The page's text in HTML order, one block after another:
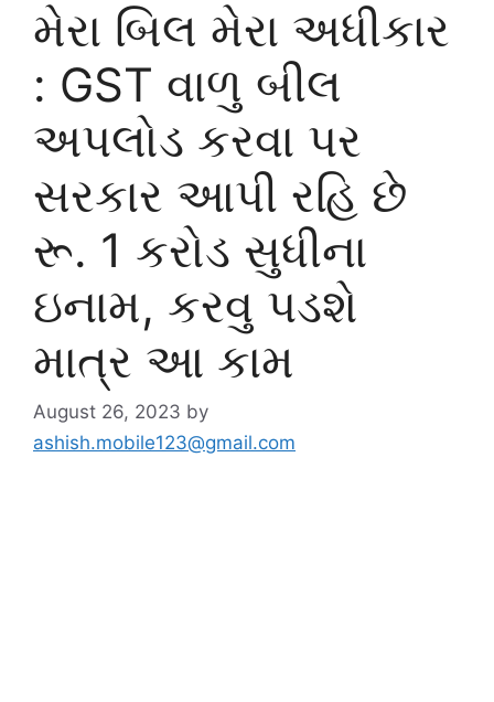
મેરા બિલ મેરા અધીકાર
: GST વાળુ બીલ
અપલોડ કરવા પર
સરકાર આપી રહિ છે
રૂ. 1 કરોડ સુધીના
ઇનામ, કરવુ પડશે
માત્ર આ કામ
August 26, 2023 by
ashish.mobile123@gmail.com